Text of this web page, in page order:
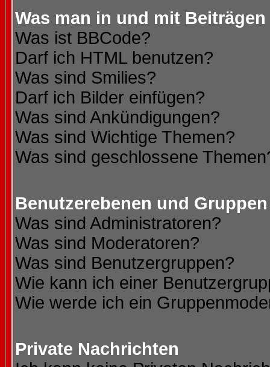
Was man in und mit
Was ist BBCode?
Darf ich HTML benutzen?
Was sind Smilies?
Darf ich Bilder einfügen?
Was sind Ankündigungen?
Was sind Wichtige Themen?
Was sind geschlossene
Benutzerebenen und Gruppen
Was sind Administratoren?
Was sind Moderatoren?
Was sind Benutzergruppen?
Wie kann ich einer
Wie werde ich ein
Private Nachrichten